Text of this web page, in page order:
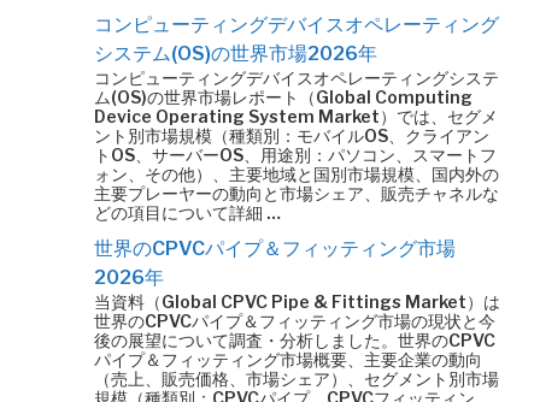
コンピューティングデバイスオペレーティング
システム(OS)の世界市場2026年
コンピューティングデバイスオペレーティングシステ
ム(OS)の世界市場レポート（Global Computing
Device Operating System Market）では、セグメ
ント別市場規模（種類別：モバイルOS、クライアン
トOS、サーバーOS、用途別：パソコン、スマートフ
ォン、その他）、主要地域と国別市場規模、国内外の
主要プレーヤーの動向と市場シェア、販売チャネルな
どの項目について詳細 …
世界のCPVCパイプ＆フィッティング市場
2026年
当資料（Global CPVC Pipe & Fittings Market）は
世界のCPVCパイプ＆フィッティング市場の現状と今
後の展望について調査・分析しました。世界のCPVC
パイプ＆フィッティング市場概要、主要企業の動向
（売上、販売価格、市場シェア）、セグメント別市場
規模（種類別：CPVCパイプ、CPVCフィッティン